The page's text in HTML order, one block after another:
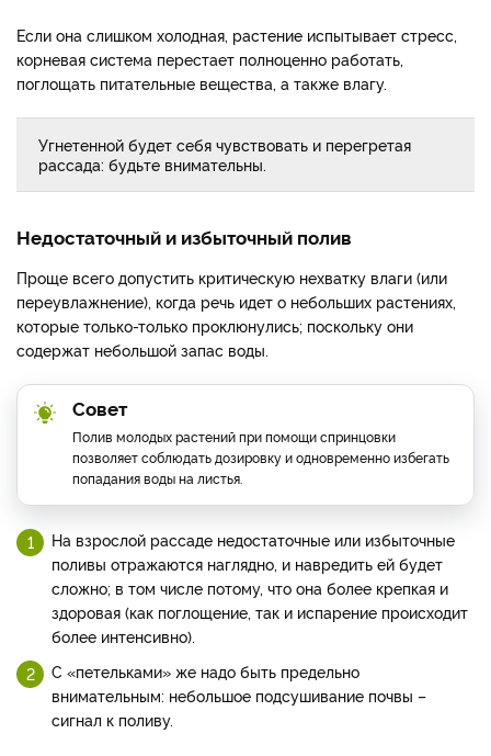
Если она слишком холодная, растение испытывает стресс,
корневая система перестает полноценно работать,
поглощать питательные вещества, а также влагу.
Угнетенной будет себя чувствовать и перегретая
рассада: будьте внимательны.
Недостаточный и избыточный полив
Проще всего допустить критическую нехватку влаги (или
переувлажнение), когда речь идет о небольших растениях,
которые только-только проклюнулись; поскольку они
содержат небольшой запас воды.
Совет
Полив молодых растений при помощи спринцовки
позволяет соблюдать дозировку и одновременно избегать
попадания воды на листья.
На взрослой рассаде недостаточные или избыточные
поливы отражаются наглядно, и навредить ей будет
сложно; в том числе потому, что она более крепкая и
здоровая (как поглощение, так и испарение происходит
более интенсивно).
С «петельками» же надо быть предельно
внимательным: небольшое подсушивание почвы –
сигнал к поливу.